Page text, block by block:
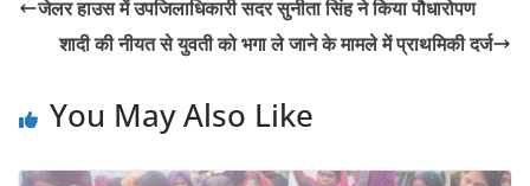
A
p
b
o
Li
k
जेलर हाउस में उपजिलाधिकारी सदर सुनीता सिंह ने किया पौधारोपण
शादी की नीयत से युवती को भगा ले जाने के मामले में प्राथमिकी दर्ज
You May Also Like